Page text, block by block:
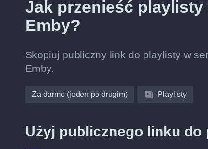
Jak przenieść
Emby?
Skopiuj publiczny link do playlisty w
Emby.
Za darmo (jeden po drugim) Playlisty
Użyj publicznego linku